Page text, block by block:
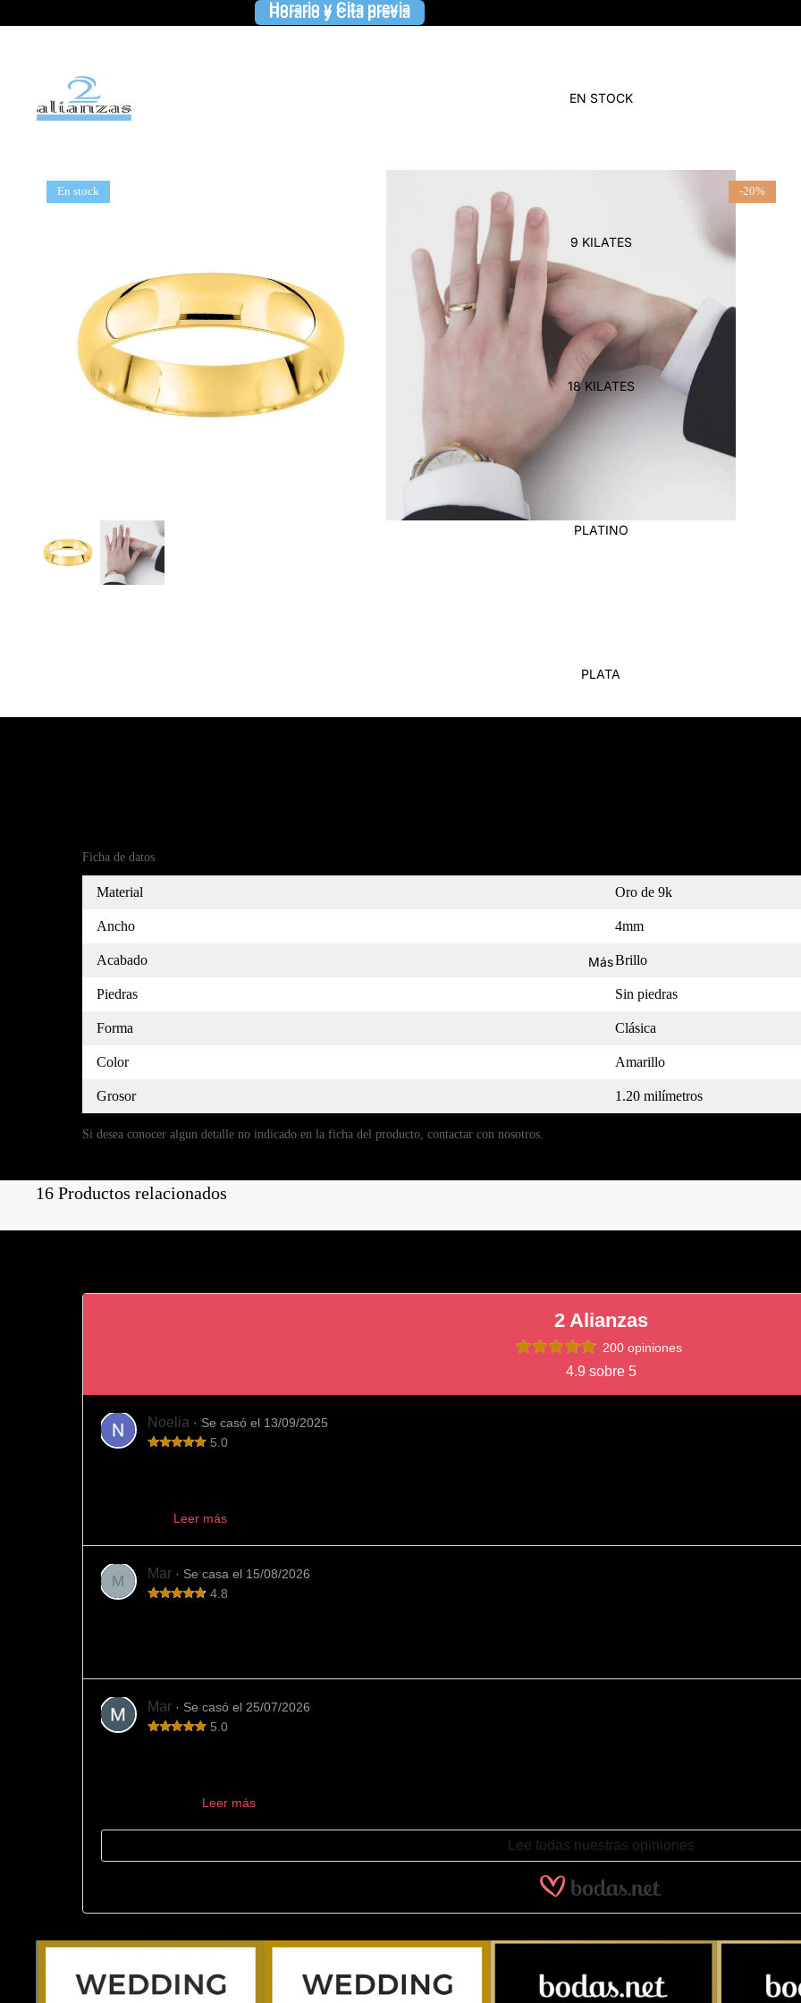
Horario y Cita previa
Horario y Cita previa
EN STOCK
9 KILATES
18 KILATES
PLATINO
PLATA
Más
En stock -20%
Ficha de datos
Material Oro de 9k
Ancho 4mm
Acabado Brillo
Piedras Sin piedras
Forma Clásica
Color Amarillo
Grosor 1.20 milímetros
Si desea conocer algun detalle no indicado en la ficha del producto, contactar con nosotros.
16 Productos relacionados
2 Alianzas
200 opiniones
4.9 sobre 5
Noelia · Se casó el 13/09/2025
5.0
Leer más
M Mar · Se casa el 15/08/2026
4.8
Mar · Se casó el 25/07/2026
5.0
Leer más
Lee todas nuestras opiniones